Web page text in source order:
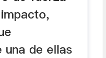
una de ellas